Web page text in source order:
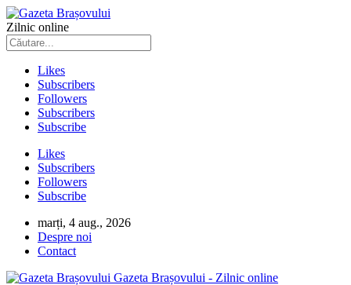
Zilnic online
Likes
Subscribers
Followers
Subscribers
Subscribe
Likes
Subscribers
Followers
Subscribe
marți, 4 aug., 2026
Despre noi
Contact
Gazeta Brașovului - Zilnic online